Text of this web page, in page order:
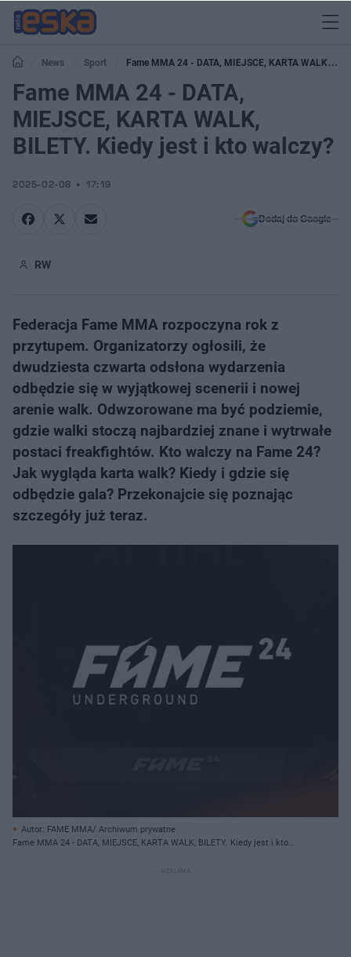
News Sport
Fame MMA 24 - DATA, MIEJSCE, KARTA WALK,
BILETY. Kiedy jest i kto walczy?
Fame MMA 24 - DATA,
MIEJSCE, KARTA WALK,
BILETY. Kiedy jest i kto walczy?
2025-02-08 17:19
Dodaj do Google
RW
Federacja Fame MMA rozpoczyna rok z
przytupem. Organizatorzy ogłosili, że
dwudziesta czwarta odsłona wydarzenia
odbędzie się w wyjątkowej scenerii i nowej
arenie walk. Odwzorowane ma być podziemie,
gdzie walki stoczą najbardziej znane i wytrwałe
postaci freakfightów. Kto walczy na Fame 24?
Jak wygląda karta walk? Kiedy i gdzie się
odbędzie gala? Przekonajcie się poznając
szczegóły już teraz.
Autor: FAME MMA/ Archiwum prywatne
Fame MMA 24 - DATA, MIEJSCE, KARTA WALK, BILETY. Kiedy jest i kto